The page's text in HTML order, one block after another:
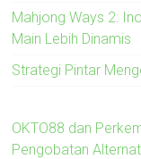
Mahjong Ways 2:
Main Lebih Dinamis
Strategi Pintar
OKTO88 dan
Pengobatan